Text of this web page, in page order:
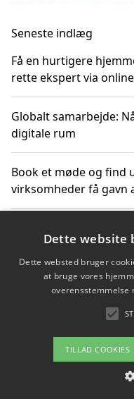
Seneste indlæg
Få en hurtigere
rette ekspert via
Globalt samarbejde:
digitale rum
Book et møde og find
virksomheder få gavn
får du indgår et
Hold et møde med en
mest professionelle
Om / kontakt
Dette website
Dette websted bruger
at bruge vores
overensstemmelse
TILLAD COOKIES